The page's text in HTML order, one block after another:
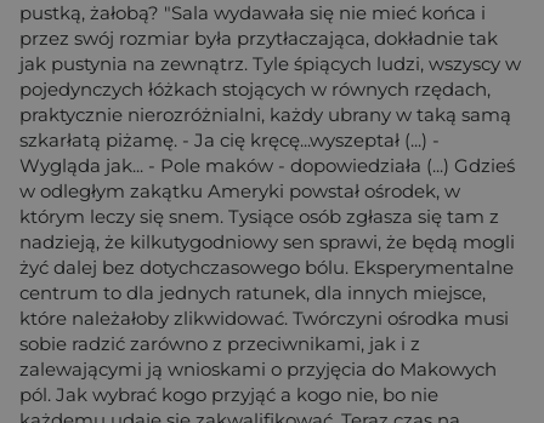
pustką, żałobą? "Sala wydawała się nie mieć końca i
przez swój rozmiar była przytłaczająca, dokładnie tak
jak pustynia na zewnątrz. Tyle śpiących ludzi, wszyscy w
pojedynczych łóżkach stojących w równych rzędach,
praktycznie nierozróżnialni, każdy ubrany w taką samą
szkarłatą piżamę. - Ja cię kręcę...wyszeptał (...) -
Wygląda jak... - Pole maków - dopowiedziała (...) Gdzieś
w odległym zakątku Ameryki powstał ośrodek, w
którym leczy się snem. Tysiące osób zgłasza się tam z
nadzieją, że kilkutygodniowy sen sprawi, że będą mogli
żyć dalej bez dotychczasowego bólu. Eksperymentalne
centrum to dla jednych ratunek, dla innych miejsce,
które należałoby zlikwidować. Twórczyni ośrodka musi
sobie radzić zarówno z przeciwnikami, jak i z
zalewającymi ją wnioskami o przyjęcia do Makowych
pól. Jak wybrać kogo przyjąć a kogo nie, bo nie